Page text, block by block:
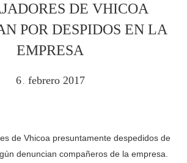
DE VHICOA
POR DESPIDOS EN LA
EMPRESA
6 . febrero 2017
de Vhicoa presuntamente despedidos de
denuncian compañeros de la empresa.